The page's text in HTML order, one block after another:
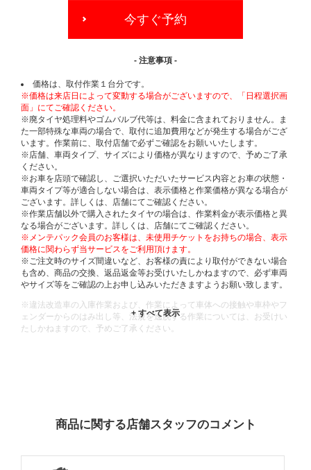
今すぐ予約
- 注意事項 -
価格は、取付作業１台分です。
※価格は来店日によって変動する場合がございますので、「日程選択画
面」にてご確認ください。
※廃タイヤ処理料やゴムバルブ代等は、料金に含まれておりません。ま
た一部特殊な車両の場合で、取付に追加費用などが発生する場合がござ
います。作業前に、取付店舗で必ずご確認をお願いいたします。
※店舗、車両タイプ、サイズにより価格が異なりますので、予めご了承
ください。
※お車を店頭で確認し、ご選択いただいたサービス内容とお車の状態・
車両タイプ等が適合しない場合は、表示価格と作業価格が異なる場合が
ございます。詳しくは、店舗にてご確認ください。
※作業店舗以外で購入されたタイヤの場合は、作業料金が表示価格と異
なる場合がございます。詳しくは、店舗にてご確認ください。
※メンテパック会員のお客様は、未使用チケットをお持ちの場合、表示
価格に関わらず当サービスをご利用頂けます。
※ご注文時のサイズ間違いなど、お客様の責により取付ができない場合
も含め、商品の交換、返品返金等お受けいたしかねますので、必ず車両
やサイズ等をご確認の上お申し込みいただきますようお願い致します。
※違法改造車の入庫作業および、作業によって車体への接触や車枠やフ
ェンダーからのはみ出し等、法規を逸脱する作業については、お受けい
たしかねますので、予めご了承ください。
商品に関する店舗スタッフのコメント